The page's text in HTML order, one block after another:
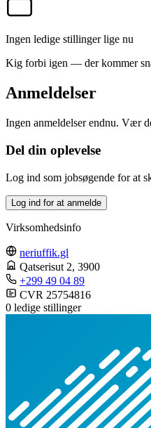
Ingen ledige stillinger lige nu
Kig forbi igen — der kommer
Anmeldelser
Ingen anmeldelser endnu. Vær
Del din oplevelse
Log ind som jobsøgende for at
Log ind for at anmelde
Virksomhedsinfo
neriuffik.gl
Qatserisut 2, 3900
+299 49 04 89
CVR 25754816
0 ledige stillinger